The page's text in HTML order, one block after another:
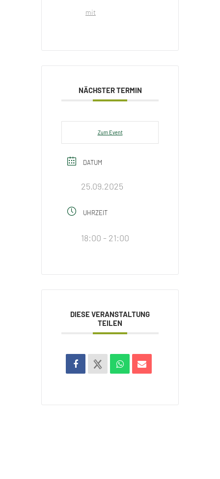
mit
NÄCHSTER TERMIN
Zum Event
DATUM
25.09.2025
UHRZEIT
18:00 - 21:00
DIESE VERANSTALTUNG
TEILEN